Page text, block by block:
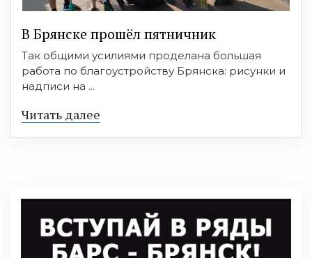
В Брянске прошёл пятничник
Так общими усилиями проделана большая
работа по благоустройству Брянска: рисунки и
надписи на ...
Читать далее